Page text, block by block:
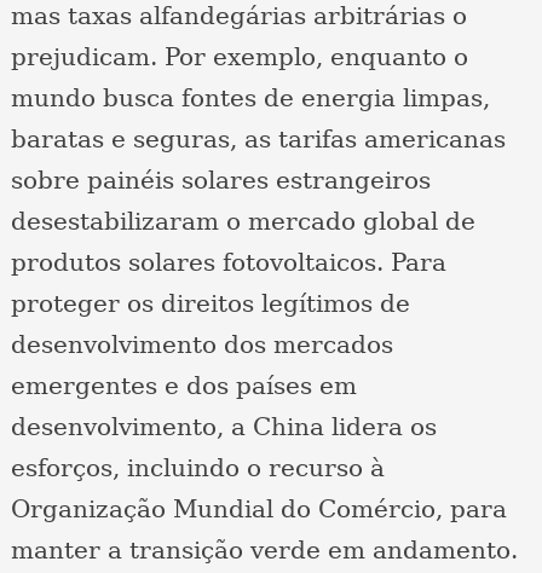
mas taxas alfandegárias arbitrárias o
prejudicam. Por exemplo, enquanto o
mundo busca fontes de energia limpas,
baratas e seguras, as tarifas americanas
sobre painéis solares estrangeiros
desestabilizaram o mercado global de
produtos solares fotovoltaicos. Para
proteger os direitos legítimos de
desenvolvimento dos mercados
emergentes e dos países em
desenvolvimento, a China lidera os
esforços, incluindo o recurso à
Organização Mundial do Comércio, para
manter a transição verde em andamento.